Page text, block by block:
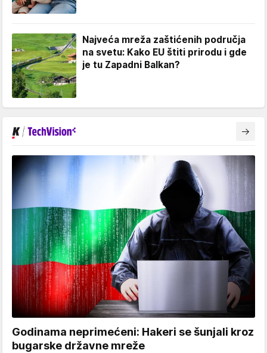
Najveća mreža zaštićenih područja
na svetu: Kako EU štiti prirodu i gde
je tu Zapadni Balkan?
Godinama neprimećeni: Hakeri se šunjali kroz
bugarske državne mreže